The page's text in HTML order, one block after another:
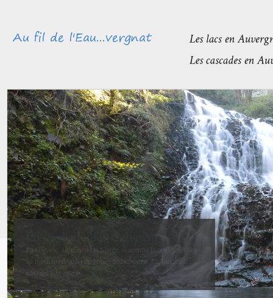
Méandres et boires de la Sioule
avant de rejoindre l’Allier
La confluence entre la Sioule et l’Allier se fait entre Contigny
et La Ferté-Hauterive peu après Saint-Pourçain sur-Sioule à...